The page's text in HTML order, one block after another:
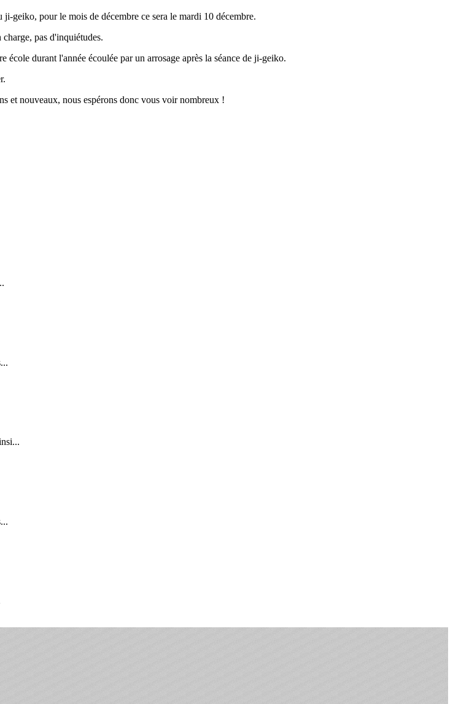
geiko, pour le mois de décembre ce sera le mardi 10 décembre.
pas d'inquiétudes.
durant l'année écoulée par un arrosage après la séance de ji-geiko.
et nouveaux, nous espérons donc vous voir nombreux !